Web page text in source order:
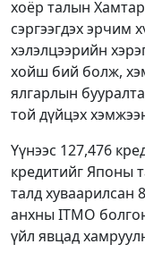
хоёр талын
сэргээгдэх эрчим
хэлэлцээрийн
хойш бий болж,
ялгарлын
той дүйцэх
Үүнээс 127,476
кредитийг Японы
талд хуваарилсан
анхны ITMO
үйл явцад